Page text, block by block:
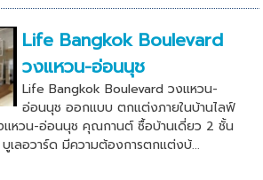
Life Bangkok Boulevard
วงแหวน-อ่อนนุช
Life Bangkok Boulevard วงแหวน-
อ่อนนุช ออกแบบ ตกแต่งภายในบ้านไลฟ์
แหวน-อ่อนนุช คุณกานต์ ซื้อบ้านเดี่ยว 2 ชั้น
เลอวาร์ด มีความต้องการตกแต่งบ้...